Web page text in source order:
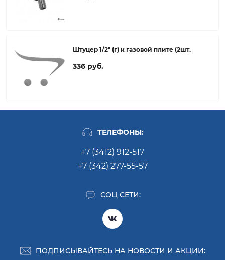
Штуцер 1/2" (г) к газовой плите (2шт.
336 руб.
ТЕЛЕФОНЫ:
+7 (3412) 912-517
+7 (342) 277-55-57
СОЦ СЕТИ:
ПОДПИСЫВАЙТЕСЬ НА НОВОСТИ И АКЦИИ: